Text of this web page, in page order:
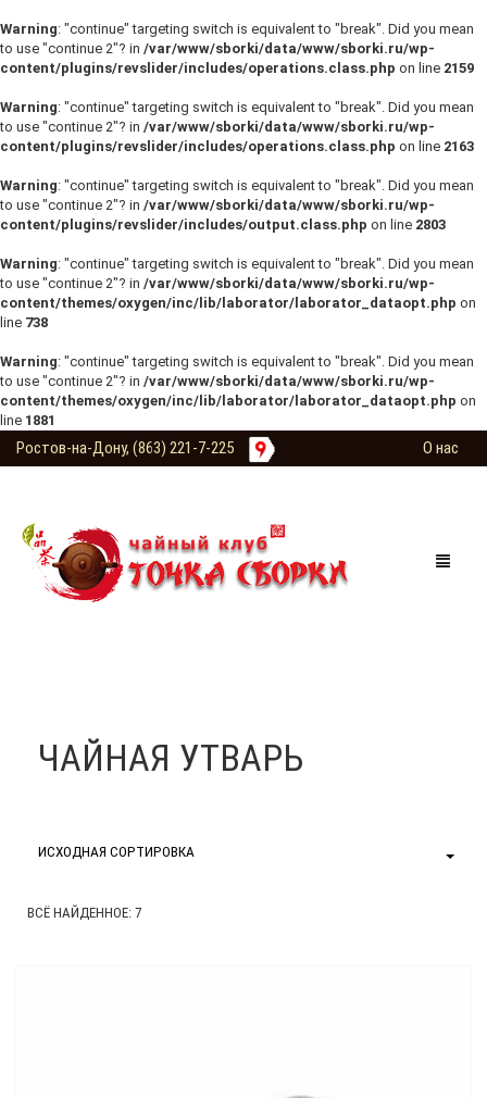
Warning: "continue" targeting switch is equivalent to "break". Did you mean
to use "continue 2"? in /var/www/sborki/data/www/sborki.ru/wp-
content/plugins/revslider/includes/operations.class.php on line 2159
Warning: "continue" targeting switch is equivalent to "break". Did you mean
to use "continue 2"? in /var/www/sborki/data/www/sborki.ru/wp-
content/plugins/revslider/includes/operations.class.php on line 2163
Warning: "continue" targeting switch is equivalent to "break". Did you mean
to use "continue 2"? in /var/www/sborki/data/www/sborki.ru/wp-
content/plugins/revslider/includes/output.class.php on line 2803
Warning: "continue" targeting switch is equivalent to "break". Did you mean
to use "continue 2"? in /var/www/sborki/data/www/sborki.ru/wp-
content/themes/oxygen/inc/lib/laborator/laborator_dataopt.php on
line 738
Warning: "continue" targeting switch is equivalent to "break". Did you mean
to use "continue 2"? in /var/www/sborki/data/www/sborki.ru/wp-
content/themes/oxygen/inc/lib/laborator/laborator_dataopt.php on
line 1881
Ростов-на-Дону, (863) 221-7-225 О нас
АКЦИИ
ТУРЫ ПО КИТАЮ
КОРЗИНА
ЧАЙНАЯ УТВАРЬ
ИСХОДНАЯ СОРТИРОВКА
ВСЁ НАЙДЕННОЕ: 7